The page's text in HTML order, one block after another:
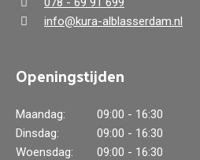
info@kura-alblasserdam.nl
Openingstijden
Maandag:
09:00 - 16:30
Dinsdag:
09:00 - 16:30
Woensdag:
09:00 - 16:30